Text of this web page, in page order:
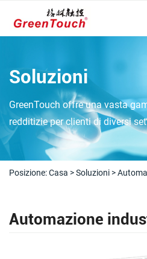
Soluzioni
GreenTouch offre una vasta
redditizie per clienti di diversi
Posizione:Casa >Soluzioni >
Automazione